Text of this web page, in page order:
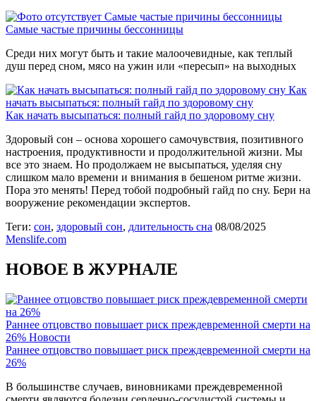
Самые частые причины бессонницы
Самые частые причины бессонницы
Среди них могут быть и такие малоочевидные, как теплый
душ перед сном, мясо на ужин или «пересып» на выходных
Как
начать высыпаться: полный гайд по здоровому сну
Как начать высыпаться: полный гайд по здоровому сну
Здоровый сон – основа хорошего самочувствия, позитивного
настроения, продуктивности и продолжительной жизни. Мы
все это знаем. Но продолжаем не высыпаться, уделяя сну
слишком мало времени и внимания в бешеном ритме жизни.
Пора это менять! Перед тобой подробный гайд по сну. Бери на
вооружение рекомендации экспертов.
Теги: сон, здоровый сон, длительность сна 08/08/2025
Menslife.com
НОВОЕ В ЖУРНАЛЕ
Раннее отцовство повышает риск преждевременной смерти на
26% Новости
Раннее отцовство повышает риск преждевременной смерти на
26%
В большинстве случаев, виновниками преждевременной